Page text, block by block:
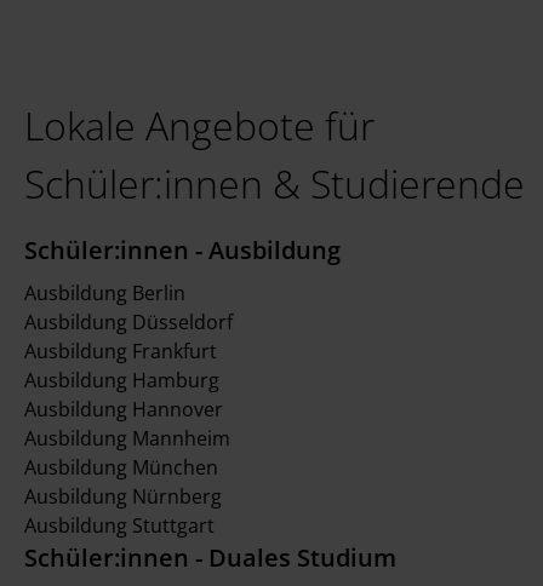
Lokale Angebote für
Schüler:innen & Studierende
Schüler:innen - Ausbildung
Ausbildung Berlin
Ausbildung Düsseldorf
Ausbildung Frankfurt
Ausbildung Hamburg
Ausbildung Hannover
Ausbildung Mannheim
Ausbildung München
Ausbildung Nürnberg
Ausbildung Stuttgart
Schüler:innen - Duales Studium